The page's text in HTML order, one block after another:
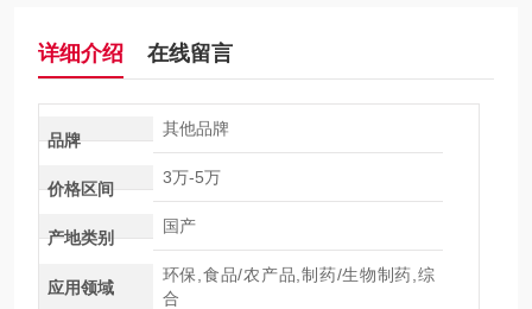
详细介绍 在线留言
品牌
其他品牌
价格区间
3万-5万
产地类别
国产
应用领域
环保,食品/农产品,制药/生物制药,综
合